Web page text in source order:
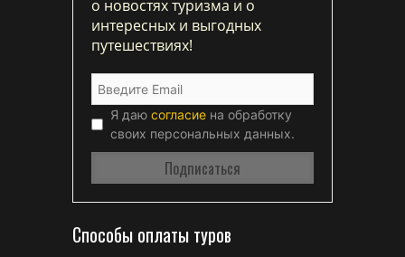
о новостях туризма и о
интересных и выгодных
путешествиях!
Я даю согласие на обработку
своих персональных данных.
Способы оплаты туров